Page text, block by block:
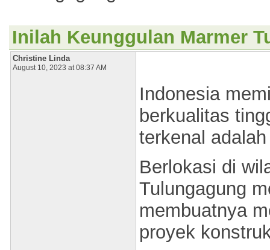
Inilah Keunggulan Marmer
Christine Linda
August 10, 2023 at 08:37 AM
Indonesia
berkualitas
terkenal
Berlokasi di
Tulungagung
membuatnya
proyek